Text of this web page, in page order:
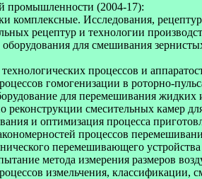
промышленности (2004-17):
комплексные. Исследования,
рецептур и технологии
для смешивания
процессов и
гомогенизации в роторно-
для перемешивания
реконструкции смесительных камер
и оптимизация процесса
процессов
перемешивающего
метода измерения размеров
измельчения, классификации,